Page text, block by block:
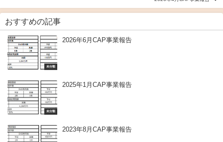
おすすめの記事
未分類
2026年6月CAP事業報告
未分類
2025年1月CAP事業報告
2023年8月CAP事業報告